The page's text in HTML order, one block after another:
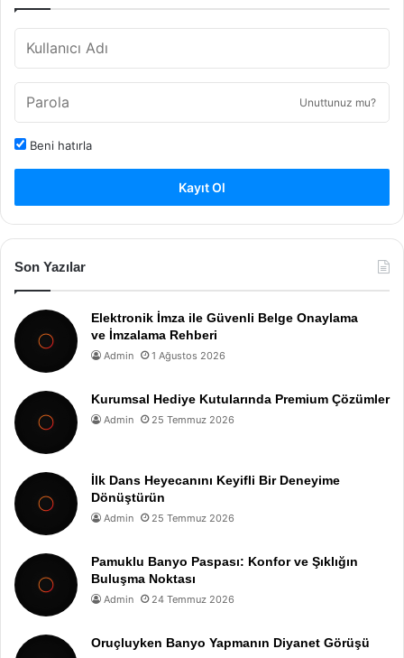
Unuttunuz mu?
Beni hatırla
Kayıt Ol
Son Yazılar
Elektronik İmza ile Güvenli Belge Onaylama
ve İmzalama Rehberi
Admin 1 Ağustos 2026
Kurumsal Hediye Kutularında Premium Çözümler
Admin 25 Temmuz 2026
İlk Dans Heyecanını Keyifli Bir Deneyime
Dönüştürün
Admin 25 Temmuz 2026
Pamuklu Banyo Paspası: Konfor ve Şıklığın
Buluşma Noktası
Admin 24 Temmuz 2026
Oruçluyken Banyo Yapmanın Diyanet Görüşü